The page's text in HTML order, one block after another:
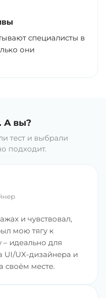
специалисты в
они
А вы?
тест и выбрали
подходит.
и чувствовал,
мою тягу к
– идеально для
UI/UX-дизайнера и
своём месте.